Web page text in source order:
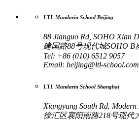
LTL Mandarin School Beijing
88 Jianguo Rd, SOHO Xian
建国路88号现代城SOHO B
Tel: +86 (010) 6512 9057
Email: beijing@ltl-school.com
LTL Mandarin School Shanghai
Xiangyang South Rd.
徐汇区襄阳南路218号现代